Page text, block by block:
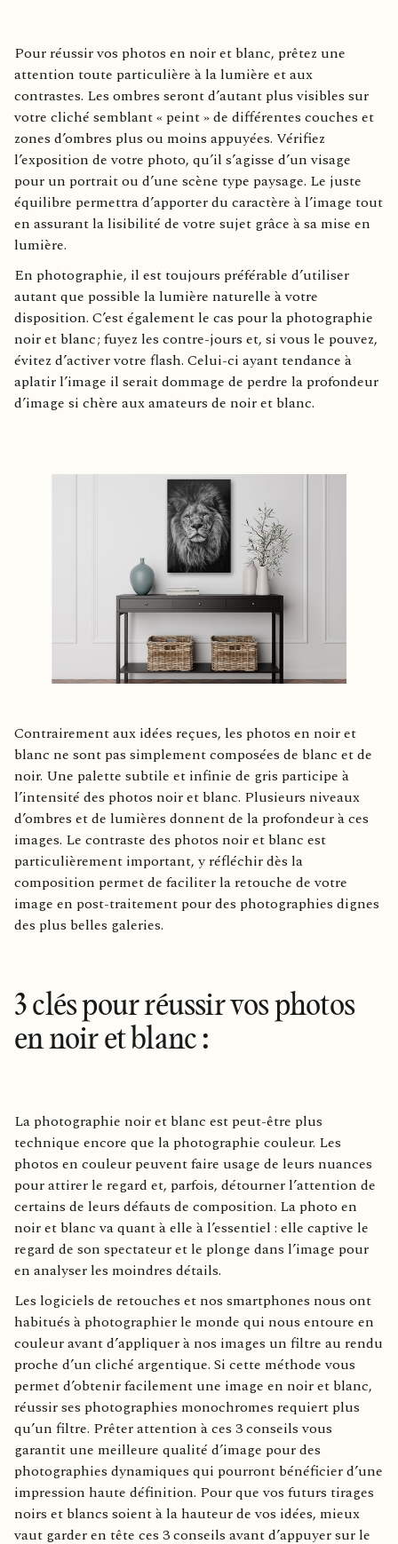
Pour réussir vos photos en noir et blanc, prêtez une
attention toute particulière à la lumière et aux
contrastes. Les ombres seront d’autant plus visibles sur
votre cliché semblant « peint » de différentes couches et
zones d’ombres plus ou moins appuyées. Vérifiez
l’exposition de votre photo, qu’il s’agisse d’un visage
pour un portrait ou d’une scène type paysage. Le juste
équilibre permettra d’apporter du caractère à l’image tout
en assurant la lisibilité de votre sujet grâce à sa mise en
lumière.
En photographie, il est toujours préférable d’utiliser
autant que possible la lumière naturelle à votre
disposition. C’est également le cas pour la photographie
noir et blanc ; fuyez les contre-jours et, si vous le pouvez,
évitez d’activer votre flash. Celui-ci ayant tendance à
aplatir l’image il serait dommage de perdre la profondeur
d’image si chère aux amateurs de noir et blanc.
Contrairement aux idées reçues, les photos en noir et
blanc ne sont pas simplement composées de blanc et de
noir. Une palette subtile et infinie de gris participe à
l’intensité des photos noir et blanc. Plusieurs niveaux
d’ombres et de lumières donnent de la profondeur à ces
images. Le contraste des photos noir et blanc est
particulièrement important, y réfléchir dès la
composition permet de faciliter la retouche de votre
image en post-traitement pour des photographies dignes
des plus belles galeries.
3 clés pour réussir vos photos
en noir et blanc :
La photographie noir et blanc est peut-être plus
technique encore que la photographie couleur. Les
photos en couleur peuvent faire usage de leurs nuances
pour attirer le regard et, parfois, détourner l’attention de
certains de leurs défauts de composition. La photo en
noir et blanc va quant à elle à l’essentiel : elle captive le
regard de son spectateur et le plonge dans l’image pour
en analyser les moindres détails.
Les logiciels de retouches et nos smartphones nous ont
habitués à photographier le monde qui nous entoure en
couleur avant d’appliquer à nos images un filtre au rendu
proche d’un cliché argentique. Si cette méthode vous
permet d’obtenir facilement une image en noir et blanc,
réussir ses photographies monochromes requiert plus
qu’un filtre. Prêter attention à ces 3 conseils vous
garantit une meilleure qualité d’image pour des
photographies dynamiques qui pourront bénéficier d’une
impression haute définition. Pour que vos futurs tirages
noirs et blancs soient à la hauteur de vos idées, mieux
vaut garder en tête ces 3 conseils avant d’appuyer sur le